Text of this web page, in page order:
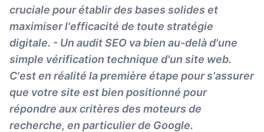
cruciale pour établir des bases solides et
maximiser l'efficacité de toute stratégie
digitale. - Un audit SEO va bien au-delà d'une
simple vérification technique d'un site web.
C'est en réalité la première étape pour s'assurer
que votre site est bien positionné pour
répondre aux critères des moteurs de
recherche, en particulier de Google.